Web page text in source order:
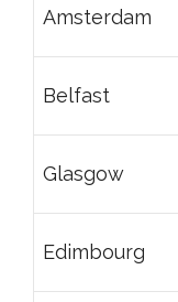
Amsterdam
Belfast
Glasgow
Edimbourg